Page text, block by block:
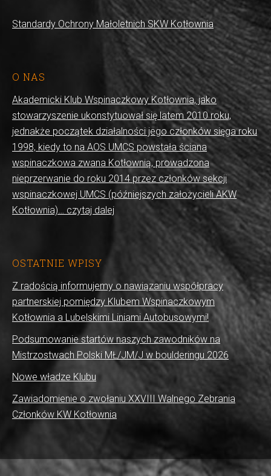
Standardy Ochrony Małoletnich SKW Kotłownia
O NAS
Akademicki Klub Wspinaczkowy Kotłownia, jako
stowarzyszenie ukonstytuował się latem 2010 roku,
jednakże początek działalności jego członków sięga roku
1998, kiedy to na AOS UMCS powstała ściana
wspinaczkowa zwana Kotłownią, prowadzona
nieprzerwanie do roku 2014 przez członków sekcji
wspinaczkowej UMCS (późniejszych założycieli AKW
Kotłownia)… czytaj dalej
OSTATNIE WPISY
Z radością informujemy o nawiązaniu współpracy
partnerskiej pomiędzy Klubem Wspinaczkowym
Kotłownia a Lubelskimi Liniami Autobusowymi!
Podsumowanie startów naszych zawodników na
Mistrzostwach Polski MŁ/JM/J w boulderingu 2026
Nowe władze Klubu
Zawiadomienie o zwołaniu XXVIII Walnego Zebrania
Członków KW Kotłownia